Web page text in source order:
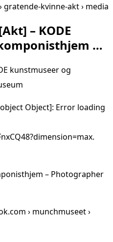
kvinne-akt › media
– KODE
…
kunstmuseer og
Object]: Error loading
– Photographer
› munchmuseet ›